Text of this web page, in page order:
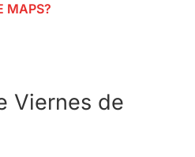
MAPS?
Viernes de